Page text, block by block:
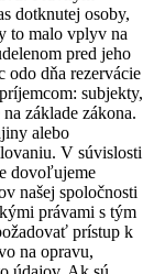
dotknutej osoby,
to malo vplyv na
pred jeho
odo dňa rezervácie
subjekty,
základe zákona.
alebo
V súvislosti
dovoľujeme
našej spoločnosti
právami s tým
prístup k
na opravu,